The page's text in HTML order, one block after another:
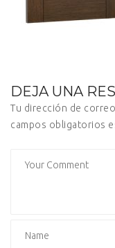
DEJA UNA
Tu dirección de
campos obligatorios